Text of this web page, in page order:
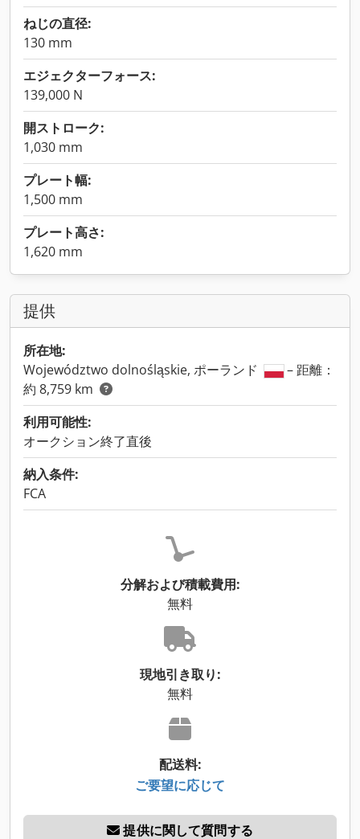
ねじの直径:
130 mm
エジェクターフォース:
139,000 N
開ストローク:
1,030 mm
プレート幅:
1,500 mm
プレート高さ:
1,620 mm
提供
所在地:
Województwo dolnośląskie, ポーランド
– 距離：
約 8,759 km
利用可能性:
オークション終了直後
納入条件:
FCA
分解および積載費用:
無料
現地引き取り:
無料
配送料:
ご要望に応じて
提供に関して質問する